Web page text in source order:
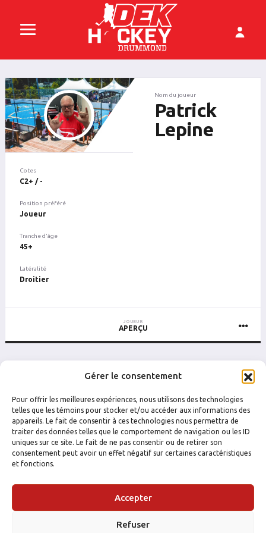
Gérer le consentement
Pour offrir les meilleures expériences, nous utilisons des technologies
telles que les témoins pour stocker et/ou accéder aux informations des
appareils. Le fait de consentir à ces technologies nous permettra de
traiter des données telles que le comportement de navigation ou les ID
uniques sur ce site. Le fait de ne pas consentir ou de retirer son
consentement peut avoir un effet négatif sur certaines caractéristiques
et fonctions.
Accepter
Refuser
Nom du joueur
Patrick
Lepine
Cotes
C2+ / -
Position préféré
Joueur
Tranche d'âge
45+
Latéralité
Droitier
JOUEUR
APERÇU
DATE CATÉGORIE ÉQUIPE ADVERSAIRE RÉSULTAT B P PTS PUN